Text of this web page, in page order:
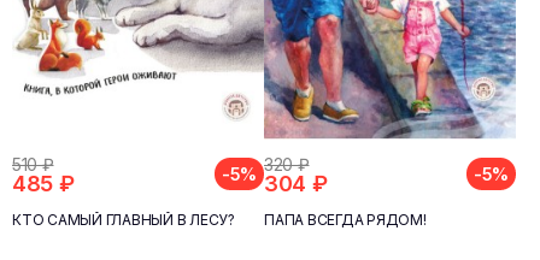
510 ₽
485 ₽ -5%
КТО САМЫЙ ГЛАВНЫЙ В ЛЕСУ?
320 ₽
304 ₽ -5%
ПАПА ВСЕГДА РЯДОМ!